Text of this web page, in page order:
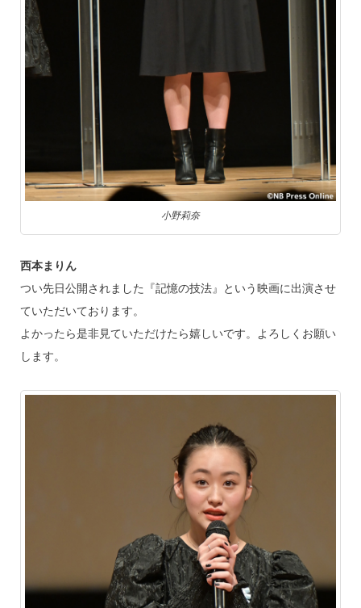
小野莉奈
西本まりん
つい先日公開されました『記憶の技法』という映画に出演させ
ていただいております。
よかったら是非見ていただけたら嬉しいです。よろしくお願い
します。